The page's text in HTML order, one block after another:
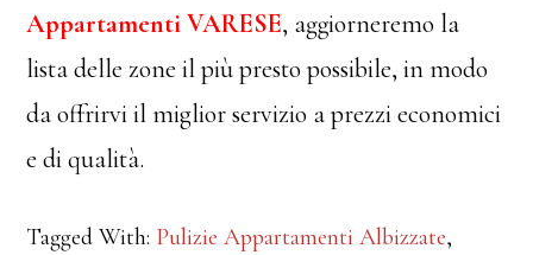
Appartamenti VARESE, aggiorneremo la
lista delle zone il più presto possibile, in modo
da offrirvi il miglior servizio a prezzi economici
e di qualità.
Tagged With: Pulizie Appartamenti Albizzate,